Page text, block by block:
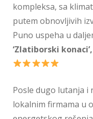
kompleksa, sa
putem obnovljivih
Puno uspeha u
‘Zlatiborski
Posle dugo lutanja i
lokalnim firmama u